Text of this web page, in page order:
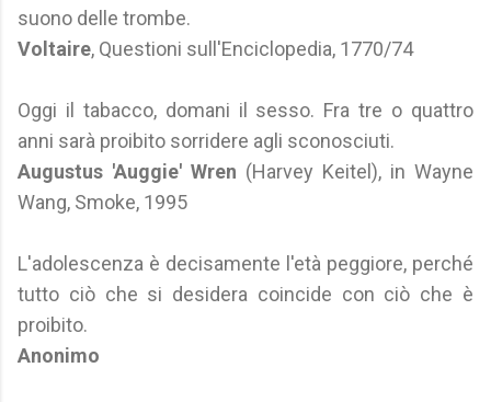
suono delle trombe.
Voltaire, Questioni sull'Enciclopedia, 1770/74
Oggi il tabacco, domani il sesso. Fra tre o quattro
anni sarà proibito sorridere agli sconosciuti.
Augustus 'Auggie' Wren (Harvey Keitel), in Wayne
Wang, Smoke, 1995
L'adolescenza è decisamente l'età peggiore, perché
tutto ciò che si desidera coincide con ciò che è
proibito.
Anonimo